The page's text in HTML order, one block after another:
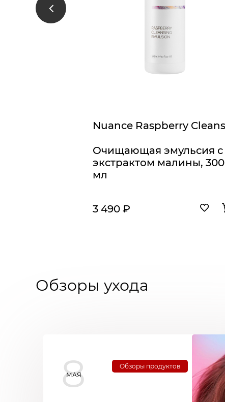
Очищающая эмульсия с
экстрактом малины, 300
мл
3 490 ₽
Обзоры ухода
8
МАЯ
Обзоры продуктов